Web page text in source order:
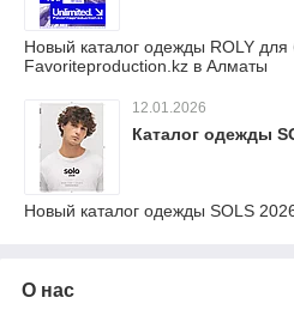
Новый каталог одежды ROLY
Favoriteproduction.kz в Алматы
12.01.2026
Каталог одежды
Новый каталог одежды SOLS
О нас